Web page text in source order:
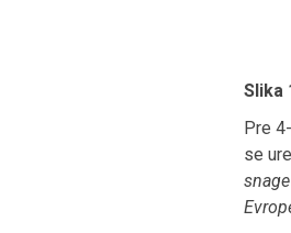
Slika
Pre
se